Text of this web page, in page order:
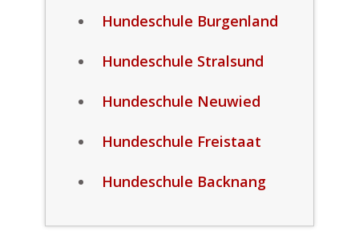
Hundeschule Burgenland
Hundeschule Stralsund
Hundeschule Neuwied
Hundeschule Freistaat
Hundeschule Backnang